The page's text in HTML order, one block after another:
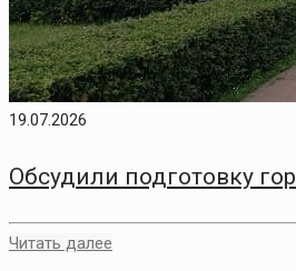
19.07.2026
Обсудили подготовку
Читать далее